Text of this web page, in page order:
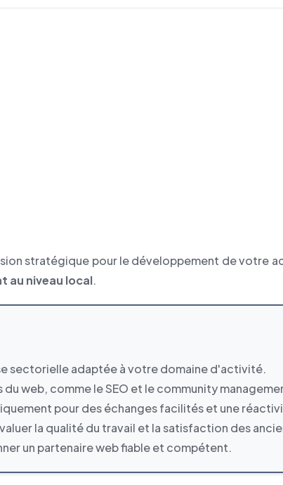
stratégique pour le développement de votre
au niveau local.
sectorielle adaptée à votre domaine d'activité.
web, comme le SEO et le community
pour des échanges facilités et une
la qualité du travail et la satisfaction des
un partenaire web fiable et compétent.